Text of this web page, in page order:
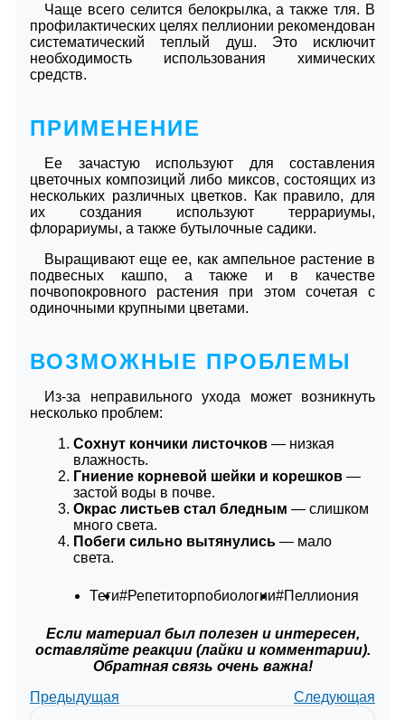
Чаще всего селится белокрылка, а также тля. В
профилактических целях пеллионии рекомендован
систематический теплый душ. Это исключит
необходимость использования химических
средств.
ПРИМЕНЕНИЕ
Ее зачастую используют для составления
цветочных композиций либо миксов, состоящих из
нескольких различных цветков. Как правило, для
их создания используют террариумы,
флорариумы, а также бутылочные садики.
Выращивают еще ее, как ампельное растение в
подвесных кашпо, а также и в качестве
почвопокровного растения при этом сочетая с
одиночными крупными цветами.
ВОЗМОЖНЫЕ ПРОБЛЕМЫ
Из-за неправильного ухода может возникнуть
несколько проблем:
Сохнут кончики листочков ― низкая
влажность.
Гниение корневой шейки и корешков ―
застой воды в почве.
Окрас листьев стал бледным ― слишком
много света.
Побеги сильно вытянулись ― мало
света.
Теги#Репетиторпобиологии#Пеллиония
Если материал был полезен и интересен,
оставляйте реакции (лайки и комментарии).
Обратная связь очень важна!
Предыдущая
Следующая